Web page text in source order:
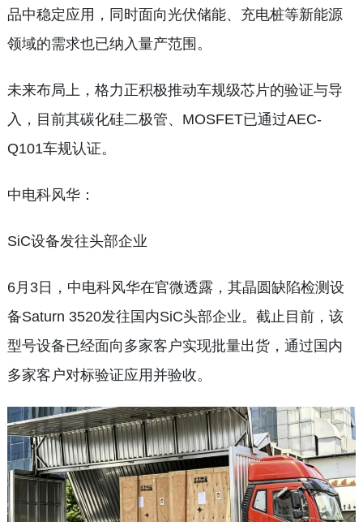
品中稳定应用，同时面向光伏储能、充电桩等新能源
领域的需求也已纳入量产范围。
未来布局上，格力正积极推动车规级芯片的验证与导
入，目前其碳化硅二极管、MOSFET已通过AEC-
Q101车规认证。
中电科风华：
SiC设备发往头部企业
6月3日，中电科风华在官微透露，其晶圆缺陷检测设
备Saturn 3520发往国内SiC头部企业。截止目前，该
型号设备已经面向多家客户实现批量出货，通过国内
多家客户对标验证应用并验收。